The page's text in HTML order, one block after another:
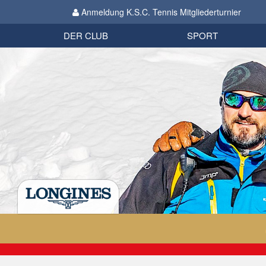
Anmeldung K.S.C. Tennis Mitgliederturnier
DER CLUB
Organisation
SPORT
Biathlon
Datenschutzverordnung 2018
Impressum